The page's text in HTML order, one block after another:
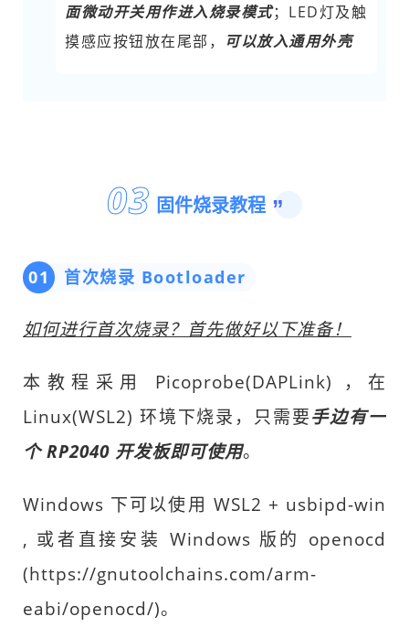
面微动开关用作进入烧录模式；LED灯及触
摸感应按钮放在尾部，
可以放入通用外壳
03 固件烧录教程 ”
01 首次烧录 Bootloader
如何进行首次烧录？首先做好以下准备！
本教程采用 Picoprobe(DAPLink) ，在
Linux(WSL2) 环境下烧录 ，只需要手边有一
个 RP2040 开发板即可使用。
Windows 下可以使用 WSL2 + usbipd-win
, 或者直接安装 Windows 版的 openocd
(https://gnutoolchains.com/arm-
eabi/openocd/)。